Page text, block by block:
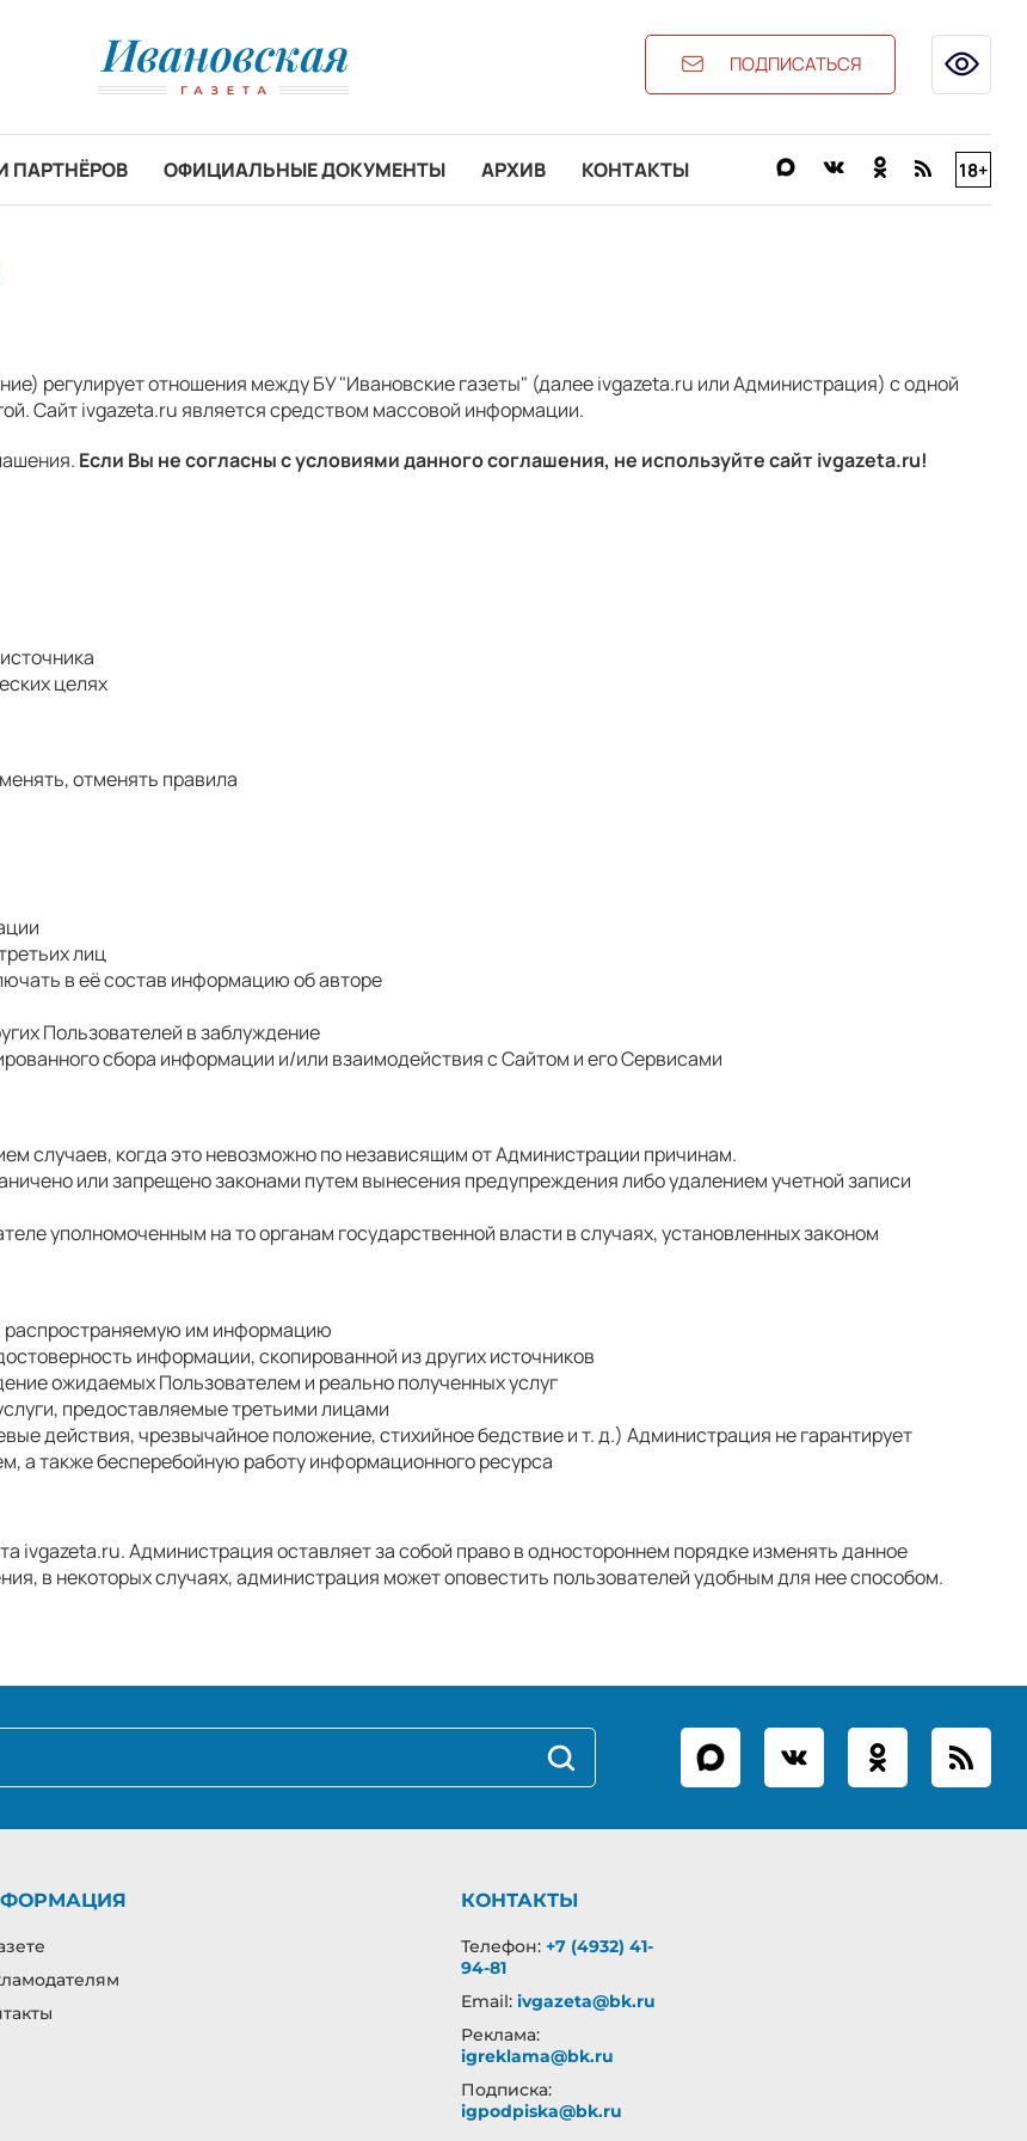
ПОДПИСАТЬСЯ
ПАРТНЁРОВ ОФИЦИАЛЬНЫЕ ДОКУМЕНТЫ АРХИВ КОНТАКТЫ 18+
регулирует отношения между БУ "Ивановские газеты" (далее ivgazeta.ru или Администрация) с одной
Сайт ivgazeta.ru является средством массовой информации.
Если Вы не согласны с условиями данного соглашения, не используйте сайт ivgazeta.ru!
целях
отменять правила
лиц
в её состав информацию об авторе
Пользователей в заблуждение
сбора информации и/или взаимодействия с Сайтом и его Сервисами
случаев, когда это невозможно по независящим от Администрации причинам.
или запрещено законами путем вынесения предупреждения либо удалением учетной записи
уполномоченным на то органам государственной власти в случаях, установленных законом
распространяемую им информацию
информации, скопированной из других источников
ожидаемых Пользователем и реально полученных услуг
предоставляемые третьими лицами
действия, чрезвычайное положение, стихийное бедствие и т. д.) Администрация не гарантирует
а также бесперебойную работу информационного ресурса
ivgazeta.ru. Администрация оставляет за собой право в одностороннем порядке изменять данное
в некоторых случаях, администрация может оповестить пользователей удобным для нее способом.
КОНТАКТЫ
Телефон: +7 (4932) 41-
94-81
Email: ivgazeta@bk.ru
Реклама:
igreklama@bk.ru
Подписка:
igpodpiska@bk.ru